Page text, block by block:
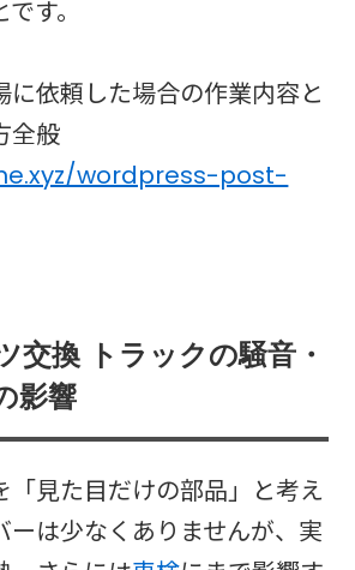
す。
に依頼した場合の作業内容と
全般
wordpress-post-
交換 トラックの騒音・
影響
「見た目だけの部品」と考え
ーは少なくありませんが、実